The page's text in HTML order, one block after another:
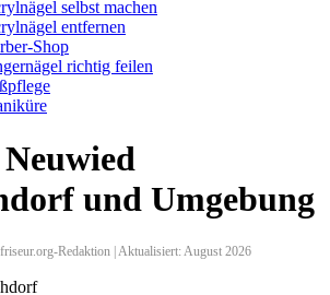
selbst machen
entfernen
Shop
richtig feilen
und Umgebung
Redaktion | Aktualisiert: August 2026